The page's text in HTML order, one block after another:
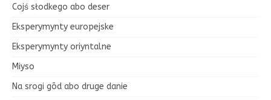
Cojś słodkego abo deser
Eksperymynty europejske
Eksperymynty oriyntalne
Miyso
Na srogi gōd abo druge danie